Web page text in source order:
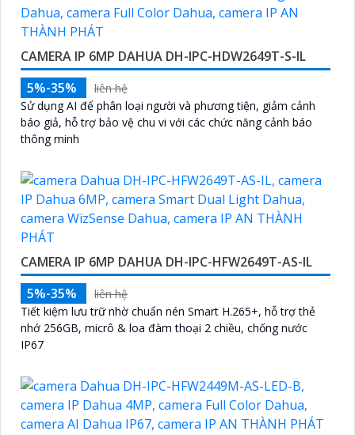
CAMERA IP 6MP DAHUA DH-IPC-HDW2649T-S-IL
5%-35%
liên hệ
Sử dụng AI để phân loại người và phương tiện, giảm cảnh
báo giả, hỗ trợ bảo vệ chu vi với các chức năng cảnh báo
thông minh
CAMERA IP 6MP DAHUA DH-IPC-HFW2649T-AS-IL
5%-35%
liên hệ
Tiết kiệm lưu trữ nhờ chuẩn nén Smart H.265+, hỗ trợ thẻ
nhớ 256GB, micrô & loa đàm thoại 2 chiều, chống nước
IP67